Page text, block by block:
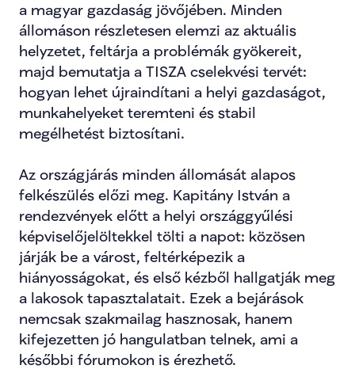
a magyar gazdaság jövőjében. Minden
állomáson részletesen elemzi az aktuális
helyzetet, feltárja a problémák gyökereit,
majd bemutatja a TISZA cselekvési tervét:
hogyan lehet újraindítani a helyi gazdaságot,
munkahelyeket teremteni és stabil
megélhetést biztosítani.
Az országjárás minden állomását alapos
felkészülés előzi meg. Kapitány István a
rendezvények előtt a helyi országgyűlési
képviselőjelöltekkel tölti a napot: közösen
járják be a várost, feltérképezik a
hiányosságokat, és első kézből hallgatják meg
a lakosok tapasztalatait. Ezek a bejárások
nemcsak szakmailag hasznosak, hanem
kifejezetten jó hangulatban telnek, ami a
későbbi fórumokon is érezhető.